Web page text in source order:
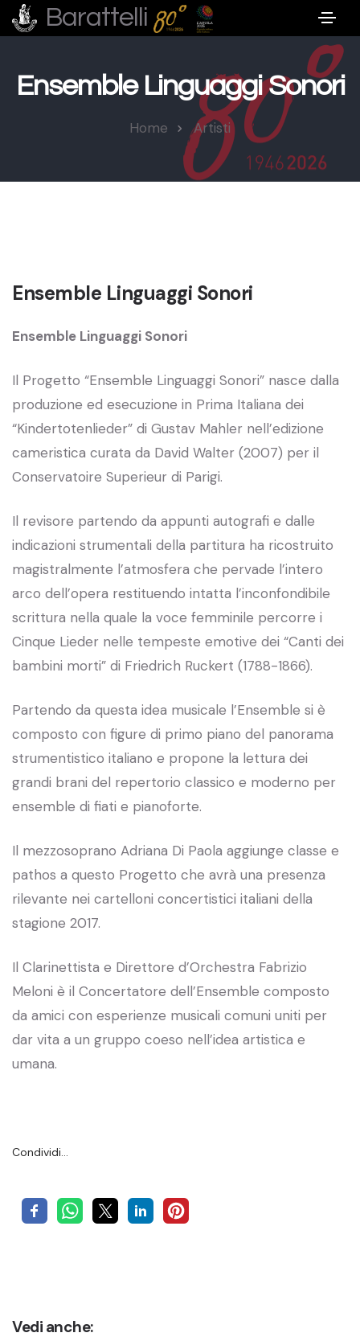
Barattelli
Ensemble Linguaggi Sonori
Home Artisti
Ensemble Linguaggi Sonori
Ensemble Linguaggi Sonori
Il Progetto “Ensemble Linguaggi Sonori” nasce dalla
produzione ed esecuzione in Prima Italiana dei
“Kindertotenlieder” di Gustav Mahler nell’edizione
cameristica curata da David Walter (2007) per il
Conservatoire Superieur di Parigi.
Il revisore partendo da appunti autografi e dalle
indicazioni strumentali della partitura ha ricostruito
magistralmente l’atmosfera che pervade l’intero
arco dell’opera restituendo intatta l’inconfondibile
scrittura nella quale la voce femminile percorre i
Cinque Lieder nelle tempeste emotive dei “Canti dei
bambini morti” di Friedrich Ruckert (1788-1866).
Partendo da questa idea musicale l’Ensemble si è
composto con figure di primo piano del panorama
strumentistico italiano e propone la lettura dei
grandi brani del repertorio classico e moderno per
ensemble di fiati e pianoforte.
Il mezzosoprano Adriana Di Paola aggiunge classe e
pathos a questo Progetto che avrà una presenza
rilevante nei cartelloni concertistici italiani della
stagione 2017.
Il Clarinettista e Direttore d’Orchestra Fabrizio
Meloni è il Concertatore dell’Ensemble composto
da amici con esperienze musicali comuni uniti per
dar vita a un gruppo coeso nell’idea artistica e
umana.
Condividi…
Vedi anche: